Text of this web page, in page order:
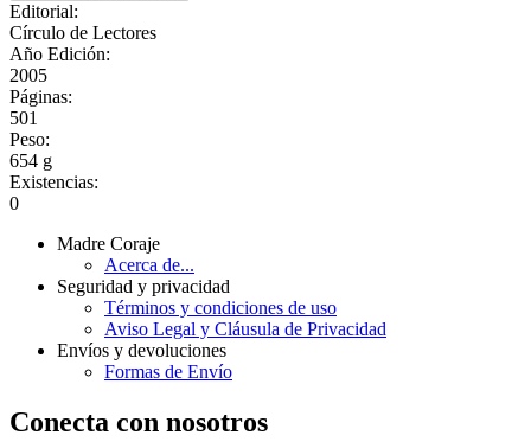
Editorial:
Círculo de Lectores
Año Edición:
2005
Páginas:
501
Peso:
654 g
Existencias:
0
Madre Coraje
Acerca de...
Seguridad y privacidad
Términos y condiciones de uso
Aviso Legal y Cláusula de Privacidad
Envíos y devoluciones
Formas de Envío
Conecta con nosotros